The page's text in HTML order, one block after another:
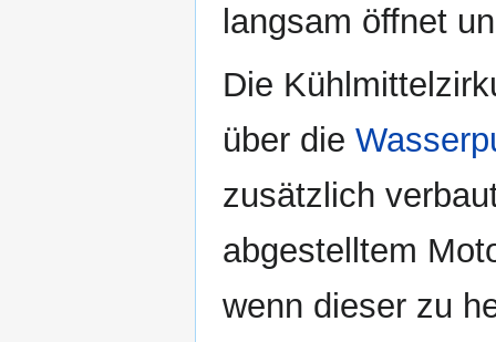
langsam öffnet
Die
über die
zusätzlich
abgestelltem
wenn dieser zu